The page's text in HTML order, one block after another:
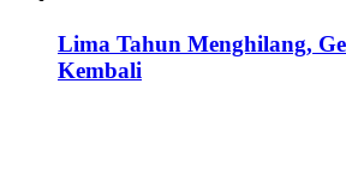
Lima Tahun Menghilang,
Kembali